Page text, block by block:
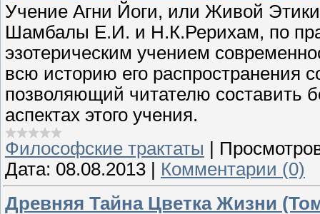
Учение Агни Йоги, или Живой
Шамбалы Е.И. и Н.К.Рерихам, по
эзотерическим учением
всю историю его распространения
позволяющий читателю составить
аспектах этого учения.
Философские трактаты
Дата: 08.08.2013
Комментарии (0)
Древняя Тайна Цветка Жизни